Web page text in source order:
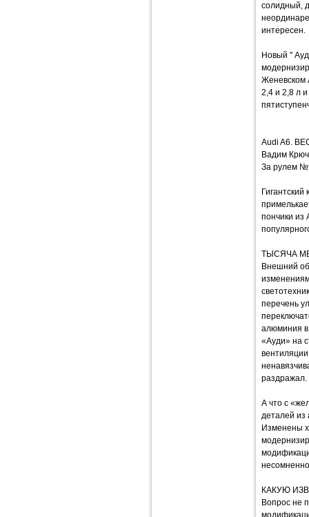
солидный,
интересен.
Новый "
Женевском
2,4 и 2,8 л
Audi A6.
Вадим
За рулем
пончики из
ТЫСЯЧА
Внешний
перечень
алюминия в
«Ауди» на
раздражал.
А что с
деталей
Изменены
несомненно
КАКУЮ
Вопрос не